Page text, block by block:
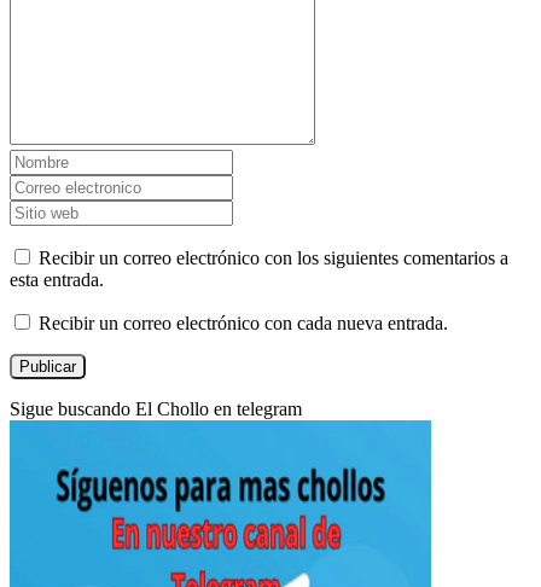
Recibir un correo electrónico con los siguientes comentarios a
esta entrada.
Recibir un correo electrónico con cada nueva entrada.
Sigue buscando El Chollo en telegram